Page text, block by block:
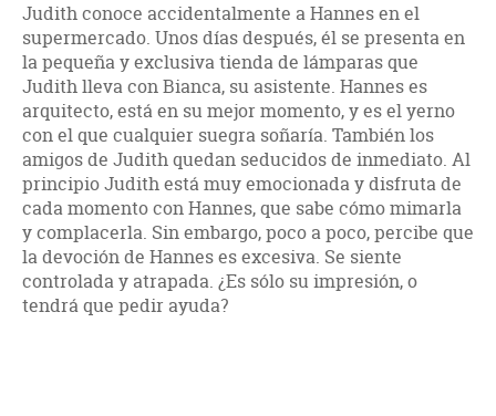
Judith conoce accidentalmente a Hannes en el
supermercado. Unos días después, él se presenta en
la pequeña y exclusiva tienda de lámparas que
Judith lleva con Bianca, su asistente. Hannes es
arquitecto, está en su mejor momento, y es el yerno
con el que cualquier suegra soñaría. También los
amigos de Judith quedan seducidos de inmediato. Al
principio Judith está muy emocionada y disfruta de
cada momento con Hannes, que sabe cómo mimarla
y complacerla. Sin embargo, poco a poco, percibe que
la devoción de Hannes es excesiva. Se siente
controlada y atrapada. ¿Es sólo su impresión, o
tendrá que pedir ayuda?